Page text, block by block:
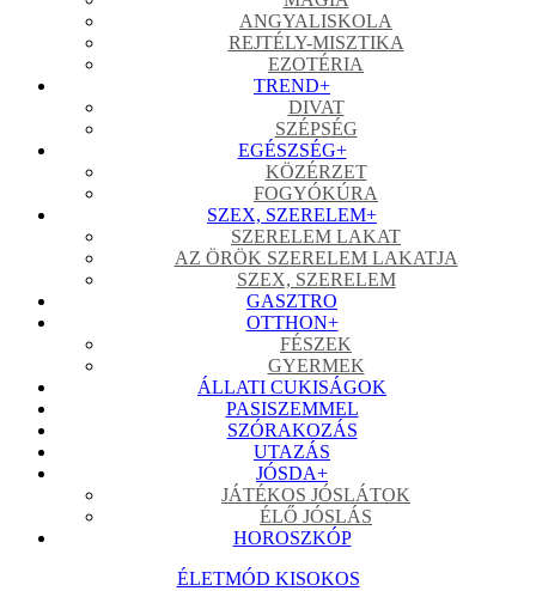
ANGYALISKOLA
REJTÉLY-MISZTIKA
EZOTÉRIA
TREND+
DIVAT
SZÉPSÉG
EGÉSZSÉG+
KÖZÉRZET
FOGYÓKÚRA
SZEX, SZERELEM+
SZERELEM LAKAT
AZ ÖRÖK SZERELEM LAKATJA
SZEX, SZERELEM
GASZTRO
OTTHON+
FÉSZEK
GYERMEK
ÁLLATI CUKISÁGOK
PASISZEMMEL
SZÓRAKOZÁS
UTAZÁS
JÓSDA+
JÁTÉKOS JÓSLÁTOK
ÉLŐ JÓSLÁS
HOROSZKÓP
ÉLETMÓD KISOKOS